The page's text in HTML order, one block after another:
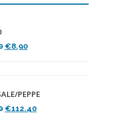
Il
€9.90.
€8.90Il
€8.90.
PEPPE
Il
€112.40Il